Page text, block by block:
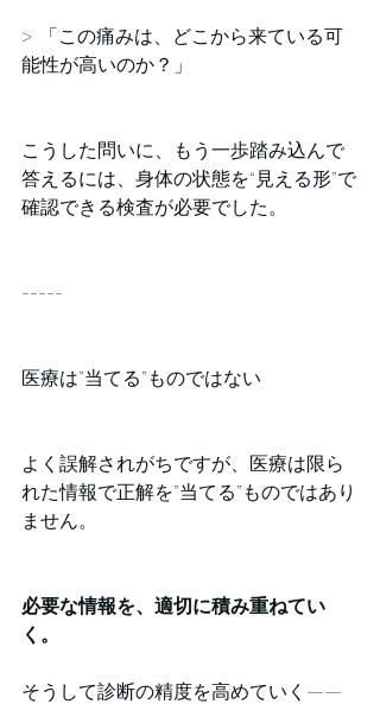
> 「この痛みは、どこから来ている可
能性が高いのか？」
こうした問いに、もう一歩踏み込んで
答えるには、身体の状態を“見える形”で
確認できる検査が必要でした。
-----
医療は”当てる”ものではない
よく誤解されがちですが、医療は限ら
れた情報で正解を”当てる”ものではあり
ません。
必要な情報を、適切に積み重ねてい
く。
そうして診断の精度を高めていく——